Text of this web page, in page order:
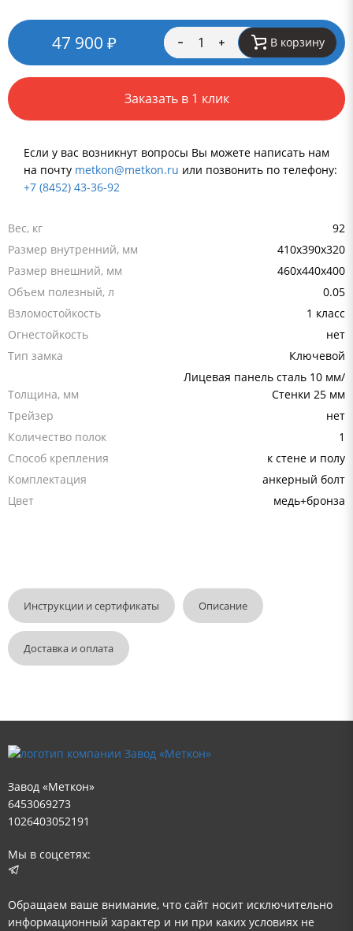
47 900 ₽ В корзину
Заказать в 1 клик
Если у вас возникнут вопросы Вы можете написать нам
на почту metkon@metkon.ru или позвонить по телефону:
+7 (8452) 43-36-92
Вес, кг
92
Размер внутренний, мм
410x390x320
Размер внешний, мм
460x440x400
Объем полезный, л
0.05
Взломостойкость
1 класс
Огнестойкость
нет
Тип замка
Ключевой
Толщина, мм
Лицевая панель сталь 10 мм/
Стенки 25 мм
Трейзер
нет
Количество полок
1
Способ крепления
к стене и полу
Комплектация
анкерный болт
Цвет
медь+бронза
Инструкции и сертификаты Описание
Доставка и оплата
Завод «Меткон»
6453069273
1026403052191
Мы в соцсетях:
Обращаем ваше внимание, что сайт носит исключительно
информационный характер и ни при каких условиях не